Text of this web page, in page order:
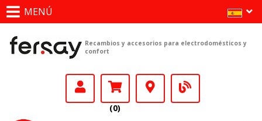
MENÚ
Recambios y accesorios para electrodomésticos y
confort
(0)